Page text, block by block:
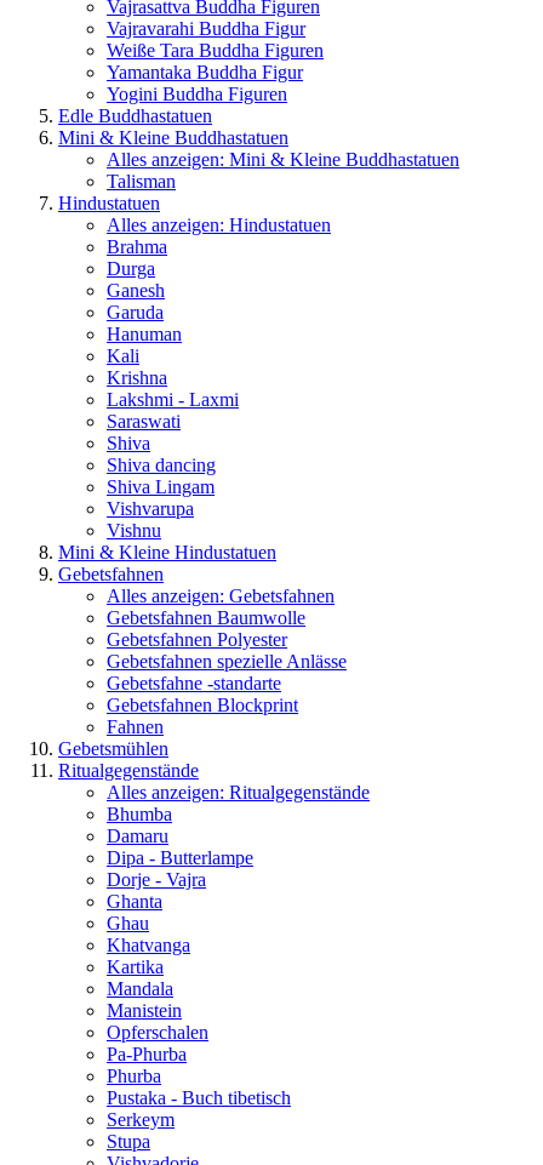
Vajrasattva Buddha Figuren
Vajravarahi Buddha Figur
Weiße Tara Buddha Figuren
Yamantaka Buddha Figur
Yogini Buddha Figuren
Edle Buddhastatuen
Mini & Kleine Buddhastatuen
Alles anzeigen: Mini & Kleine Buddhastatuen
Talisman
Hindustatuen
Alles anzeigen: Hindustatuen
Brahma
Durga
Ganesh
Garuda
Hanuman
Kali
Krishna
Lakshmi - Laxmi
Saraswati
Shiva
Shiva dancing
Shiva Lingam
Vishvarupa
Vishnu
Mini & Kleine Hindustatuen
Gebetsfahnen
Alles anzeigen: Gebetsfahnen
Gebetsfahnen Baumwolle
Gebetsfahnen Polyester
Gebetsfahnen spezielle Anlässe
Gebetsfahne -standarte
Gebetsfahnen Blockprint
Fahnen
Gebetsmühlen
Ritualgegenstände
Alles anzeigen: Ritualgegenstände
Bhumba
Damaru
Dipa - Butterlampe
Dorje - Vajra
Ghanta
Ghau
Khatvanga
Kartika
Mandala
Manistein
Opferschalen
Pa-Phurba
Phurba
Pustaka - Buch tibetisch
Serkeym
Stupa